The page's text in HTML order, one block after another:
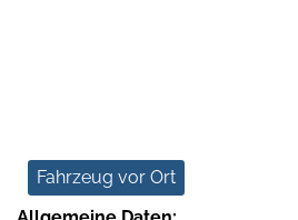
Fahrzeug vor Ort